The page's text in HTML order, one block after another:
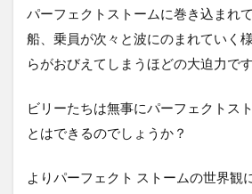
パーフェクトストームに巻き込まれ
船、乗員が次々と波にのまれていく
らがおびえてしまうほどの大迫力です
ビリーたちは無事にパーフェクトス
とはできるのでしょうか？
よりパーフェクト ストームの世界観